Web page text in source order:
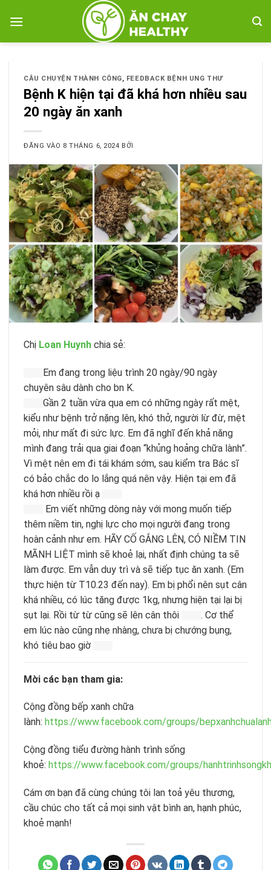
qua
CÂU CHUYỆN THÀNH CÔNG, FEEDBACK BỆNH UNG THƯ
Bệnh K hiện tại đã khá hơn nhiều sau
20 ngày ăn xanh
ĐĂNG VÀO 8 THÁNG 6, 2024 BỞI
Chị Loan Huynh chia sẻ:
Em đang trong liệu trình 20 ngày/90 ngày
chuyên sâu dành cho bn K.
Gần 2 tuần vừa qua em có những ngày rất mệt,
kiểu như bệnh trở nặng lên, khó thở, người lừ đừ, mệt
mỏi, như mất đi sức lực. Em đã nghĩ đến khả năng
mình đang trải qua giai đoạn “khủng hoảng chữa lành”.
Vì mệt nên em đi tái khám sớm, sau kiểm tra Bác sĩ
có bảo chắc do lo lắng quá nên vậy. Hiện tại em đã
khá hơn nhiều rồi ạ
Em viết những dòng này với mong muốn tiếp
thêm niềm tin, nghị lực cho mọi người đang trong
hoàn cảnh như em. HÃY CỐ GẮNG LÊN, CÓ NIỀM TIN
MÃNH LIỆT mình sẽ khoẻ lại, nhất định chúng ta sẽ
làm được. Em vẫn duy trì và sẽ tiếp tục ăn xanh. (Em
thực hiện từ T10.23 đến nay). Em bị phổi nên sụt cân
khá nhiều, có lúc tăng được 1kg, nhưng hiện tại lại bị
sụt lại. Rồi từ từ cũng sẽ lên cân thôi
. Cơ thể
em lúc nào cũng nhẹ nhàng, chưa bị chướng bụng,
khó tiêu bao giờ
Mời các bạn tham gia:
Cộng đồng bếp xanh chữa
lành: https://www.facebook.com/groups/
Cộng đồng tiểu đường hành trình sống
khoẻ: https://www.facebook.com/groups/
Cám ơn bạn đã cùng chúng tôi lan toả yêu thương,
cầu chúc cho tất cả mọi sinh vật bình an, hạnh phúc,
khoẻ mạnh!